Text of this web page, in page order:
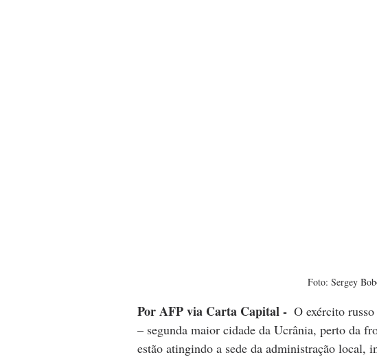
Foto: Sergey
Por AFP via Carta Capital - O exército
– segunda maior cidade da Ucrânia, perto da
estão atingindo a sede da administração local,